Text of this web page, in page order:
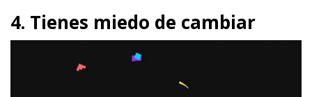
4. Tienes miedo de cambiar